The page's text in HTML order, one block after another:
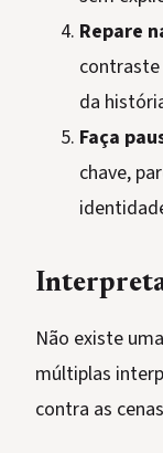
Repare
da
Faça
chave,
Não existe
múltiplas
contra as